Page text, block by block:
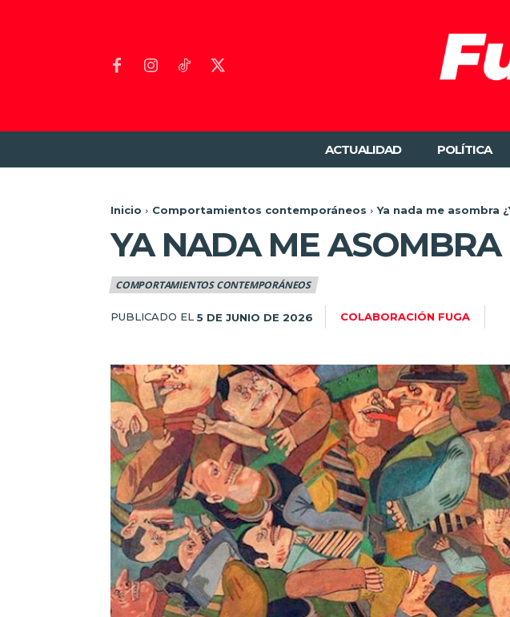
ACTUALIDAD POLÍTICA
Inicio Comportamientos contemporáneos Ya nada me asombra
YA NADA ME ASOMBRA
COMPORTAMIENTOS CONTEMPORÁNEOS
PUBLICADO EL 5 DE JUNIO DE 2026 COLABORACIÓN FUGA